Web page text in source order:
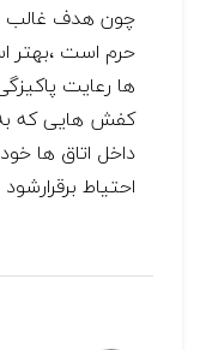
چون هدف غالب
حرم است ،بهتر
ها رعایت
کفش هایی که
داخل اتاق ها
احتیاط برقرارشود